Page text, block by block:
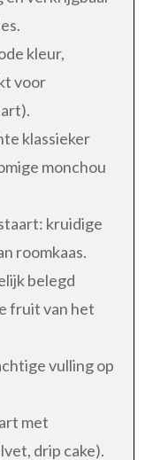
kleur,
voor
klassieker
monchou
kruidige
roomkaas.
belegd
fruit van het
vulling op
met
drip cake).